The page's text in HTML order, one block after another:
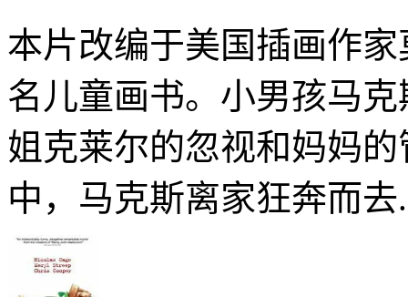
本片改编于美国插画作
名儿童画书。小男孩马
姐克莱尔的忽视和妈妈
中，马克斯离家狂奔而